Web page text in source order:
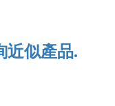
近似產品.